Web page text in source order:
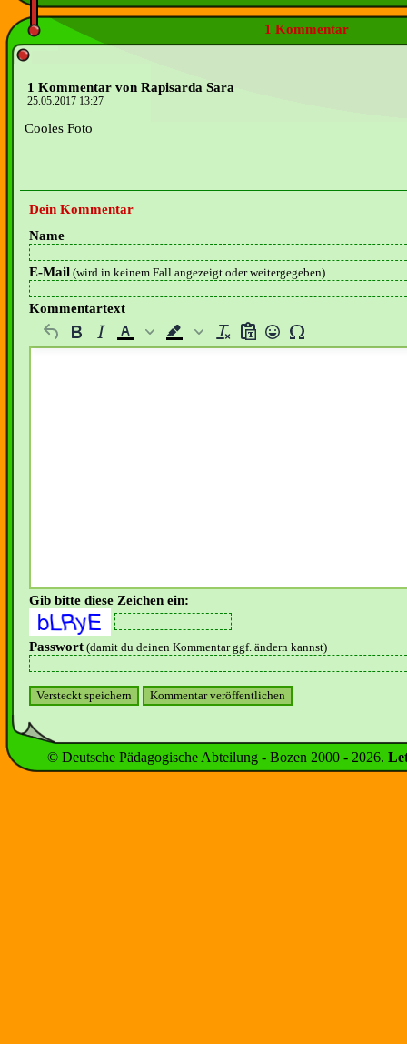
1 Kommentar
1 Kommentar von Rapisarda Sara
25.05.2017 13:27
Cooles Foto
Dein Kommentar
Name
E-Mail (wird in keinem Fall angezeigt oder weitergegeben)
Kommentartext
Gib bitte diese Zeichen ein:
Passwort (damit du deinen Kommentar ggf. ändern kannst)
© Deutsche Pädagogische Abteilung - Bozen 2000 - 2026.